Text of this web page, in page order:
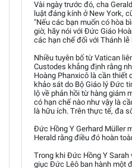
Vài ngày trước đó, cha
luật đáng kính ở New York,
"Nếu các bạn muốn có hòa
giờ, hãy nói với Đức Giáo
các hạn chế đối với Thánh lễ
Nhiều tuyên bố từ Vatican
Custodes khẳng định rằng
Hoàng Phanxicô là cần thiết
khảo sát do Bộ Giáo lý Đức
lộ về phản hồi từ hàng giám
có hạn chế nào như vậy là
là hữu ích. Trên thực tế, đa
Đức Hồng Y Gerhard Müller
Herald rằng điều đó hoàn
Trong khi Đức Hồng Y
giục Đức Lêô ban hành một